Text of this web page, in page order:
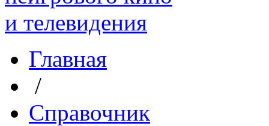
Главная
/
Справочник